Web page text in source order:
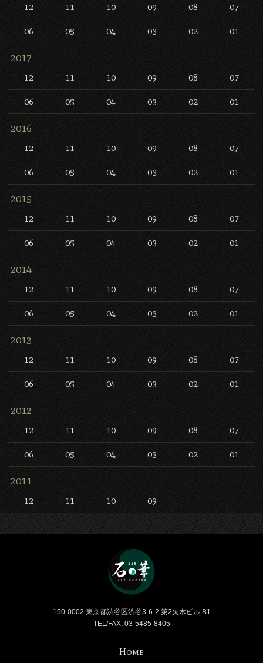
12 11 10 09 08 07
06 05 04 03 02 01
2017
12 11 10 09 08 07
06 05 04 03 02 01
2016
12 11 10 09 08 07
06 05 04 03 02 01
2015
12 11 10 09 08 07
06 05 04 03 02 01
2014
12 11 10 09 08 07
06 05 04 03 02 01
2013
12 11 10 09 08 07
06 05 04 03 02 01
2012
12 11 10 09 08 07
06 05 04 03 02 01
2011
12 11 10 09
150-0002 東京都渋谷区渋谷3-6-2 第2矢木ビル B1
TEL/FAX: 03-5485-8405
Home